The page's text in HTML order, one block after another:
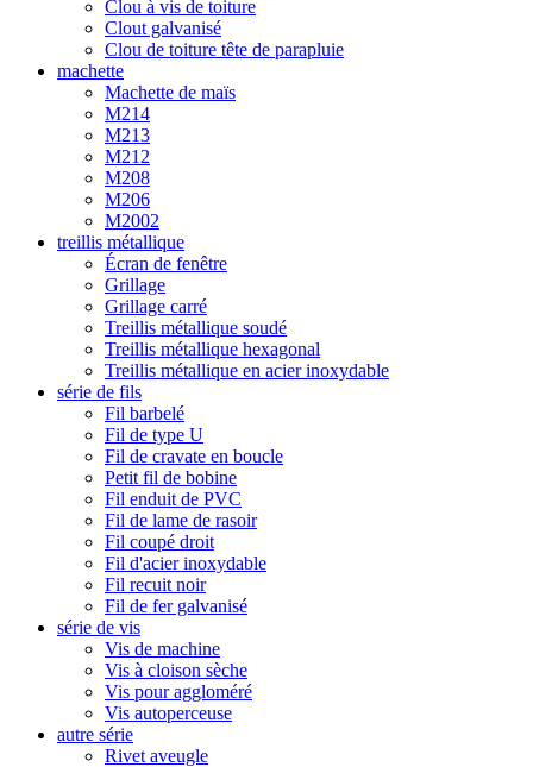
Clou à vis de toiture
Clout galvanisé
Clou de toiture tête de parapluie
machette
Machette de maïs
M214
M213
M212
M208
M206
M2002
treillis métallique
Écran de fenêtre
Grillage
Grillage carré
Treillis métallique soudé
Treillis métallique hexagonal
Treillis métallique en acier inoxydable
série de fils
Fil barbelé
Fil de type U
Fil de cravate en boucle
Petit fil de bobine
Fil enduit de PVC
Fil de lame de rasoir
Fil coupé droit
Fil d'acier inoxydable
Fil recuit noir
Fil de fer galvanisé
série de vis
Vis de machine
Vis à cloison sèche
Vis pour aggloméré
Vis autoperceuse
autre série
Rivet aveugle